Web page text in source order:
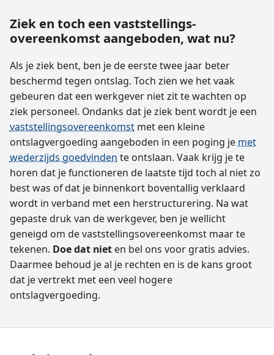
Ziek en toch een vaststellings­
overeenkomst aangeboden, wat nu?
Als je ziek bent, ben je de eerste twee jaar beter
beschermd tegen ontslag. Toch zien we het vaak
gebeuren dat een werkgever niet zit te wachten op
ziek personeel. Ondanks dat je ziek bent wordt je een
vaststellings­overeenkomstmet een kleine
ontslagvergoeding aangeboden in een poging je met
wederzijds goedvinden te ontslaan. Vaak krijg je te
horen dat je functioneren de laatste tijd toch al niet zo
best was of dat je binnenkort boventallig verklaard
wordt in verband met een herstructurering. Na wat
gepaste druk van de werkgever, ben je wellicht
geneigd om de vaststellings­overeenkomst maar te
tekenen. Doe dat nieten bel ons voor gratis advies.
Daarmee behoud je al je rechten en is de kans groot
dat je vertrekt met een veel hogere
ontslagvergoeding.